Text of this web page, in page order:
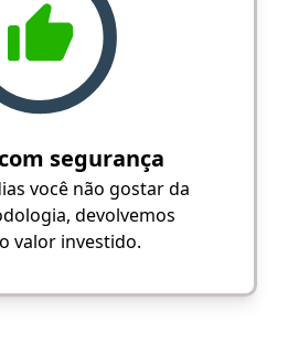
segurança
você não gostar da
devolvemos
valor investido.